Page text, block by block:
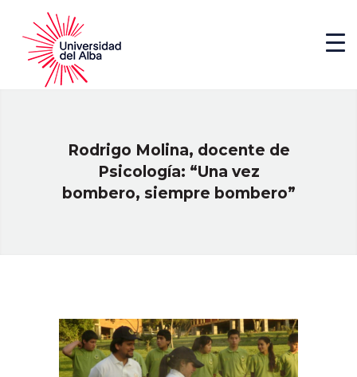
Rodrigo Molina, docente de
Psicología: “Una vez
bombero, siempre bombero”